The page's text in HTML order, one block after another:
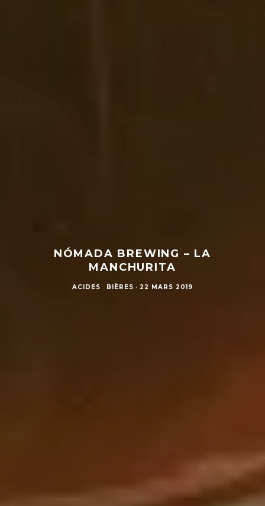
NÓMADA BREWING – LA
MANCHURITA
ACIDES BIÈRES · 22 MARS 2019